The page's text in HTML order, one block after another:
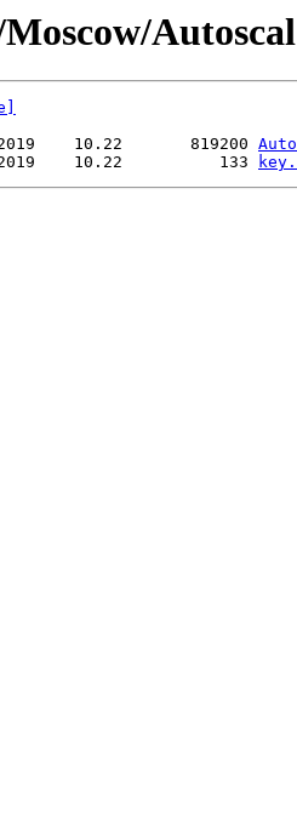
10.22       819200
10.22          133